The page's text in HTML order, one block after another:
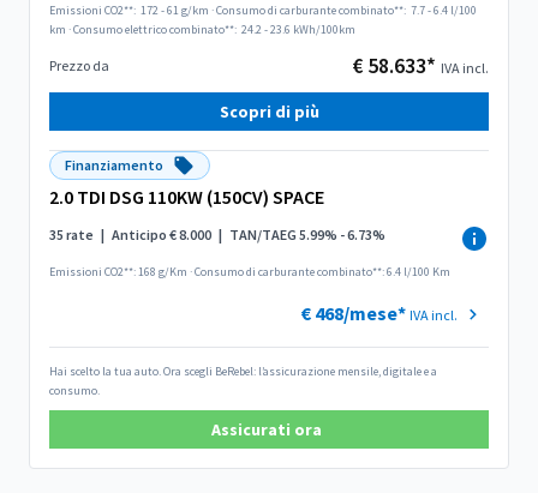
Emissioni CO2**: 172 - 61 g/km ·Consumo di carburante combinato**: 7.7 - 6.4 l/100
km ·Consumo elettrico combinato**: 24.2 - 23.6 kWh/100km
Prezzo da € 58.633* IVA incl.
Scopri di più
Finanziamento
2.0 TDI DSG 110KW (150CV) SPACE
35 rate | Anticipo € 8.000 | TAN/TAEG 5.99% - 6.73%
Emissioni CO2**: 168 g/Km ·Consumo di carburante combinato**: 6.4 l/100 Km
€ 468/mese* IVA incl.
Hai scelto la tua auto. Ora scegli BeRebel: l’assicurazione mensile, digitale e a
consumo.
Assicurati ora